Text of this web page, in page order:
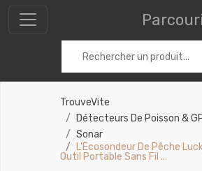
TrouveVite
Détecteurs De Poisson &
Sonar
L'Ecosondeur De Pêche
Outil Portable Sans Fil ...